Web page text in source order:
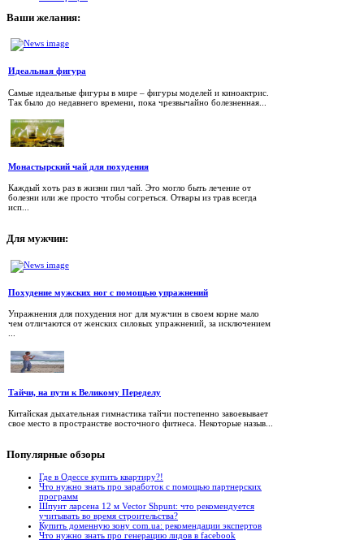
Ваши желания:
Идеальная фигура
Самые идеальные фигуры в мире – фигуры моделей и киноактрис.
Так было до недавнего времени, пока чрезвычайно болезненная...
Монастырский чай для похудения
Каждый хоть раз в жизни пил чай. Это могло быть лечение от
болезни или же просто чтобы согреться. Отвары из трав всегда
исп...
Для мужчин:
Похудение мужских ног с помощью упражнений
Упражнения для похудения ног для мужчин в своем корне мало
чем отличаются от женских силовых упражнений, за исключением
Тайчи, на пути к Великому Переделу
Китайская дыхательная гимнастика тайчи постепенно завоевывает
свое место в пространстве восточного фитнеса. Некоторые назыв...
Популярные обзоры
Где в Одессе купить квартиру?!
Что нужно знать про заработок с помощью партнерских
программ
Шпунт ларсена 12 м Vector Shpunt: что рекомендуется
учитывать во время строительства?
Купить доменную зону com.ua: рекомендации экспертов
Что нужно знать про генерацию лидов в facebook